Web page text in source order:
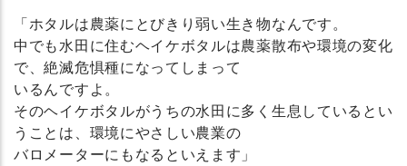
「ホタルは農薬にとびきり弱い生き物なんです。
中でも水田に住むヘイケボタルは農薬散布や環境の変化
で、絶滅危惧種になってしまって
いるんですよ。
そのヘイケボタルがうちの水田に多く生息しているとい
うことは、環境にやさしい農業の
バロメーターにもなるといえます」